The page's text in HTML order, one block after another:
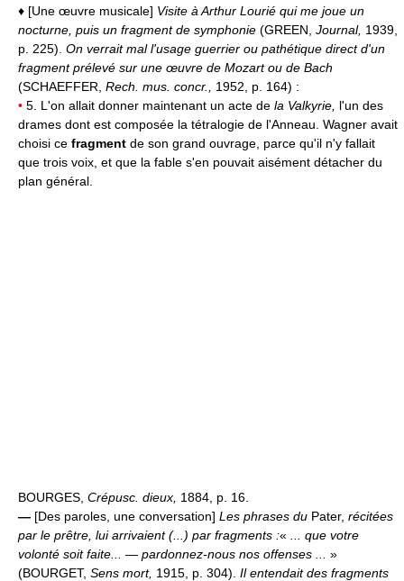
♦ [Une œuvre musicale] Visite à Arthur Lourié qui me joue un
nocturne, puis un fragment de symphonie (GREEN, Journal, 1939,
p. 225). On verrait mal l'usage guerrier ou pathétique direct d'un
fragment prélevé sur une œuvre de Mozart ou de Bach
(SCHAEFFER, Rech. mus. concr., 1952, p. 164) :
• 5. L'on allait donner maintenant un acte de la Valkyrie, l'un des
drames dont est composée la tétralogie de l'Anneau. Wagner avait
choisi ce fragment de son grand ouvrage, parce qu'il n'y fallait
que trois voix, et que la fable s'en pouvait aisément détacher du
plan général.
BOURGES, Crépusc. dieux, 1884, p. 16.
— [Des paroles, une conversation] Les phrases du Pater, récitées
par le prêtre, lui arrivaient (...) par fragments :«
... que votre
volonté soit faite... — pardonnez-nous nos offenses ...
»
(BOURGET, Sens mort, 1915, p. 304). Il entendait des fragments